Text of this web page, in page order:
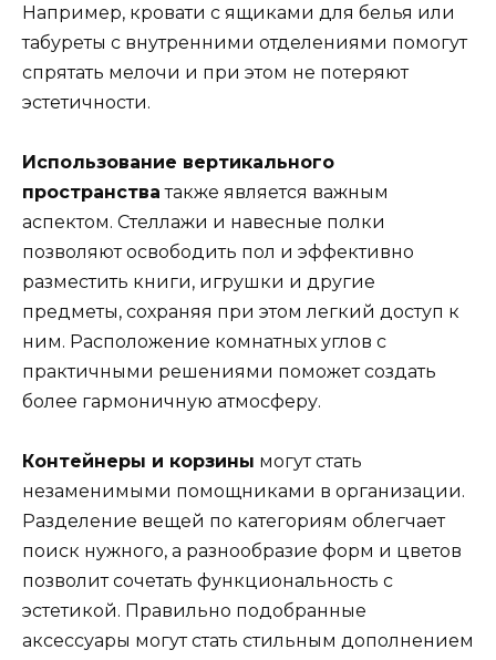
Например, кровати с ящиками для белья или
табуреты с внутренними отделениями помогут
спрятать мелочи и при этом не потеряют
эстетичности.
Использование вертикального
пространства также является важным
аспектом. Стеллажи и навесные полки
позволяют освободить пол и эффективно
разместить книги, игрушки и другие
предметы, сохраняя при этом легкий доступ к
ним. Расположение комнатных углов с
практичными решениями поможет создать
более гармоничную атмосферу.
Контейнеры и корзины могут стать
незаменимыми помощниками в организации.
Разделение вещей по категориям облегчает
поиск нужного, а разнообразие форм и цветов
позволит сочетать функциональность с
эстетикой. Правильно подобранные
аксессуары могут стать стильным дополнением